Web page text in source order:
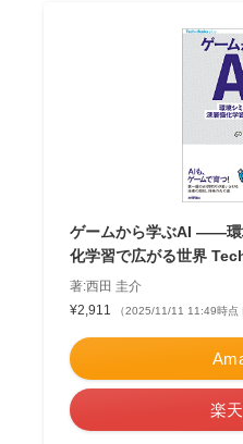
ゲームから学ぶAI ——環
化学習で広がる世界
著:西田 圭介
¥2,911
（2025/11/11 11:49時点
楽